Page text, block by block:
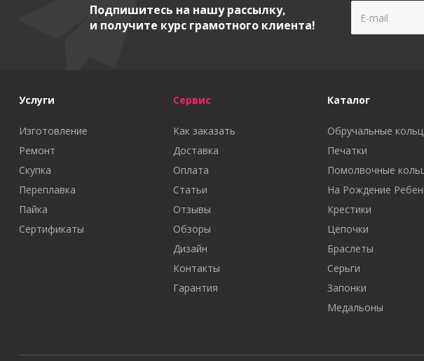
Подпишитесь на нашу рассылку,
и получите курс грамотного клиента!
Услуги
Изготовление
Ремонт
Скупка
Переплавка
Пайка
Сертификаты
Сервис
Как заказать
Доставка
Оплата
Статьи
Отзывы
Обзоры
Дизайн
Контакты
Гарантия
Каталог
Обручальные
Печатки
Помолвочные
На Рождение
Крестики
Цепочки
Браслеты
Серьги
Запонки
Медальоны